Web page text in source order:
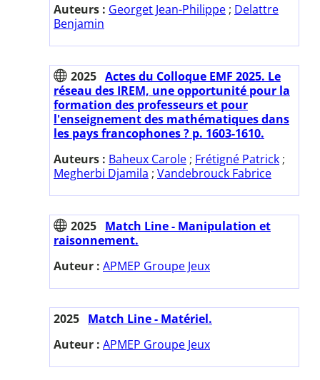
Auteurs : Georget Jean-Philippe ; Delattre
Benjamin
2025 Actes du Colloque EMF 2025. Le
réseau des IREM, une opportunité pour la
formation des professeurs et pour
l'enseignement des mathématiques dans
les pays francophones ? p. 1603-1610.
Auteurs : Baheux Carole ; Frétigné Patrick ;
Megherbi Djamila ; Vandebrouck Fabrice
2025 Match Line - Manipulation et
raisonnement.
Auteur : APMEP Groupe Jeux
2025 Match Line - Matériel.
Auteur : APMEP Groupe Jeux